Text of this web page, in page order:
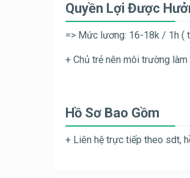
Quyền Lợi Được
=> Mức lương: 16-18k / 1h (
+ Chủ trẻ nên môi trường
Hồ Sơ Bao Gồm
+ Liên hệ trực tiếp theo sdt,